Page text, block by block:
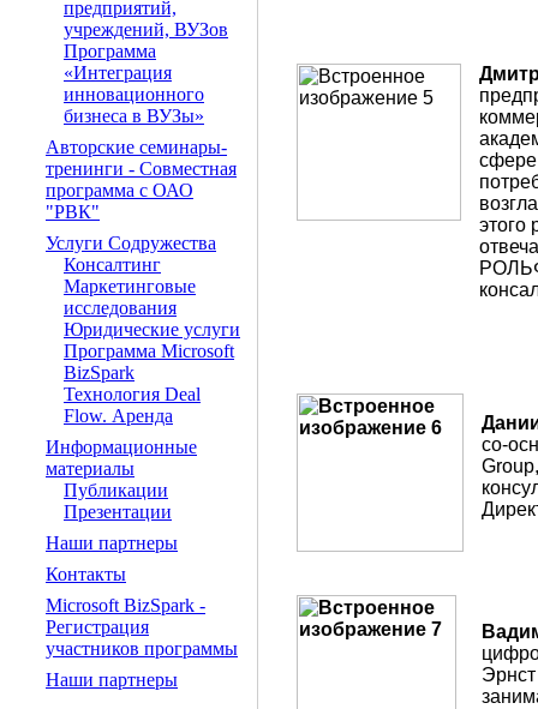
предприятий,
учреждений, ВУЗов
Программа
«Интеграция
инновационного
бизнеса в ВУЗы»
Авторские семинары-
тренинги - Совместная
программа с ОАО
"РВК"
Услуги Содружества
Консалтинг
Маркетинговые
исследования
Юридические услуги
Программа Microsoft
BizSpark
Технология Deal
Flow. Аренда
Информационные
материалы
Публикации
Презентации
Наши партнеры
Контакты
Microsoft BizSpark -
Регистрация
участников программы
Наши партнеры
сфере
этого
Да
со-